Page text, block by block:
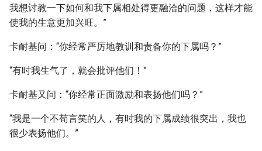
我想讨教一下如何和我下属相处得更融洽的问题，这样才能
使我的生意更加兴旺。”
卡耐基问：“你经常严厉地教训和责备你的下属吗？”
“有时我生气了，就会批评他们！”
卡耐基又问：“你经常正面激励和表扬他们吗？”
“我是一个不苟言笑的人，有时我的下属成绩很突出，我也
很少表扬他们。”